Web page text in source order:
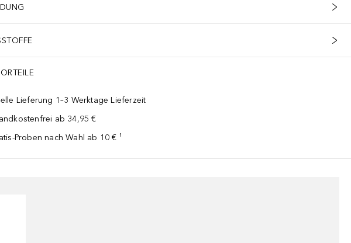
Lieferung 1–3 Werktage Lieferzeit
ab 34,95 €
Proben nach Wahl ab 10 € ¹